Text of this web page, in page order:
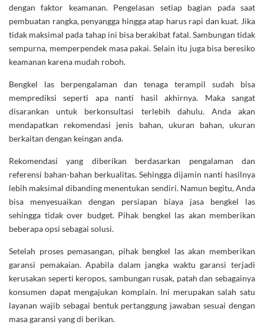
dengan faktor keamanan. Pengelasan setiap bagian pada saat
pembuatan rangka, penyangga hingga atap harus rapi dan kuat. Jika
tidak maksimal pada tahap ini bisa berakibat fatal. Sambungan tidak
sempurna, memperpendek masa pakai. Selain itu juga bisa beresiko
keamanan karena mudah roboh.
Bengkel las berpengalaman dan tenaga terampil sudah bisa
memprediksi seperti apa nanti hasil akhirnya. Maka sangat
disarankan untuk berkonsultasi terlebih dahulu. Anda akan
mendapatkan rekomendasi jenis bahan, ukuran bahan, ukuran
berkaitan dengan keingan anda.
Rekomendasi yang diberikan berdasarkan pengalaman dan
referensi bahan-bahan berkualitas. Sehingga dijamin nanti hasilnya
lebih maksimal dibanding menentukan sendiri. Namun begitu, Anda
bisa menyesuaikan dengan persiapan biaya jasa bengkel las
sehingga tidak over budget. Pihak bengkel las akan memberikan
beberapa opsi sebagai solusi.
Setelah proses pemasangan, pihak bengkel las akan memberikan
garansi pemakaian. Apabila dalam jangka waktu garansi terjadi
kerusakan seperti keropos, sambungan rusak, patah dan sebagainya
konsumen dapat mengajukan komplain. Ini merupakan salah satu
layanan wajib sebagai bentuk pertanggung jawaban sesuai dengan
masa garansi yang di berikan.